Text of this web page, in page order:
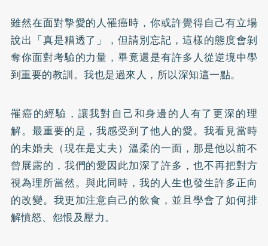
雖然在面對摯愛的人罹癌時，你或許覺得自己有立場
說出「真是糟透了」，但請別忘記，這樣的態度會剝
奪你面對考驗的力量，畢竟還是有許多人從逆境中學
到重要的教訓。我也是過來人，所以深知這一點。
罹癌的經驗，讓我對自己和身邊的人有了更深的理
解。最重要的是，我感受到了他人的愛。我看見當時
的未婚夫（現在是丈夫）溫柔的一面，那是他以前不
曾展露的，我們的愛因此加深了許多，也不再把對方
視為理所當然。與此同時，我的人生也發生許多正向
的改變。我更加注意自己的飲食，並且學會了如何排
解憤怒、怨恨及壓力。